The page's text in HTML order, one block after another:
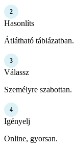
2
Hasonlíts
Átlátható táblázatban.
3
Válassz
Személyre szabottan.
4
Igényelj
Online, gyorsan.